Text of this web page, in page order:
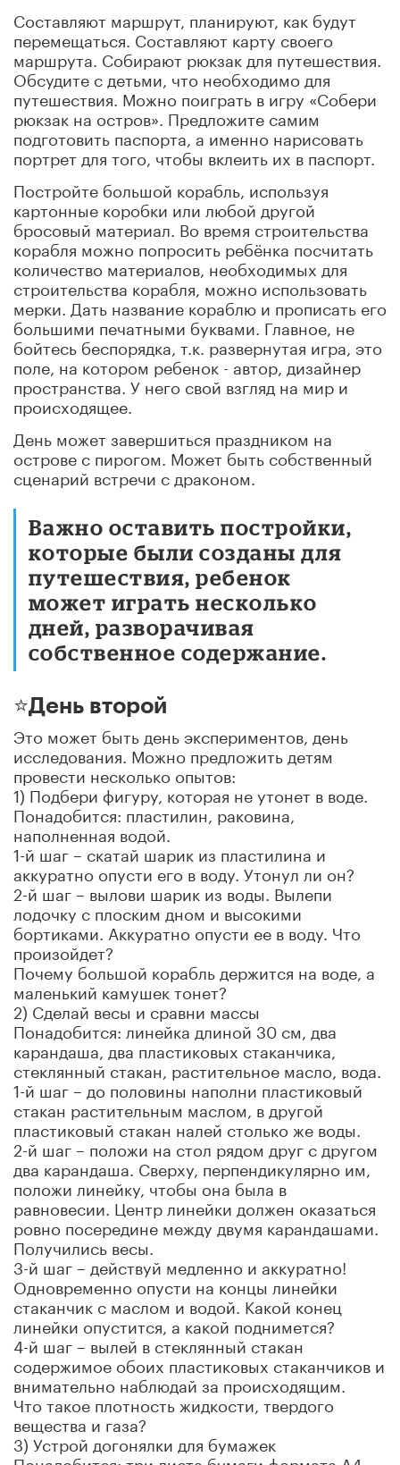
Составляют маршрут, планируют, как будут
перемещаться. Составляют карту своего
маршрута. Собирают рюкзак для путешествия.
Обсудите с детьми, что необходимо для
путешествия. Можно поиграть в игру «Собери
рюкзак на остров». Предложите самим
подготовить паспорта, а именно нарисовать
портрет для того, чтобы вклеить их в паспорт.
Постройте большой корабль, используя
картонные коробки или любой другой
бросовый материал. Во время строительства
корабля можно попросить ребёнка посчитать
количество материалов, необходимых для
строительства корабля, можно использовать
мерки. Дать название кораблю и прописать его
большими печатными буквами. Главное, не
бойтесь беспорядка, т.к. развернутая игра, это
поле, на котором ребенок - автор, дизайнер
пространства. У него свой взгляд на мир и
происходящее.
День может завершиться праздником на
острове с пирогом. Может быть собственный
сценарий встречи с драконом.
Важно оставить постройки,
которые были созданы для
путешествия, ребенок
может играть несколько
дней, разворачивая
собственное содержание.
⭐️День второй
Это может быть день экспериментов, день
исследования. Можно предложить детям
провести несколько опытов:
1) Подбери фигуру, которая не утонет в воде.
Понадобится: пластилин, раковина,
наполненная водой.
1-й шаг – скатай шарик из пластилина и
аккуратно опусти его в воду. Утонул ли он?
2-й шаг – вылови шарик из воды. Вылепи
лодочку с плоским дном и высокими
бортиками. Аккуратно опусти ее в воду. Что
произойдет?
Почему большой корабль держится на воде, а
маленький камушек тонет?
2) Сделай весы и сравни массы
Понадобится: линейка длиной 30 см, два
карандаша, два пластиковых стаканчика,
стеклянный стакан, растительное масло, вода.
1-й шаг – до половины наполни пластиковый
стакан растительным маслом, в другой
пластиковый стакан налей столько же воды.
2-й шаг – положи на стол рядом друг с другом
два карандаша. Сверху, перпендикулярно им,
положи линейку, чтобы она была в
равновесии. Центр линейки должен оказаться
ровно посередине между двумя карандашами.
Получились весы.
3-й шаг – действуй медленно и аккуратно!
Одновременно опусти на концы линейки
стаканчик с маслом и водой. Какой конец
линейки опустится, а какой поднимется?
4-й шаг – вылей в стеклянный стакан
содержимое обоих пластиковых стаканчиков и
внимательно наблюдай за происходящим.
Что такое плотность жидкости, твердого
вещества и газа?
3) Устрой догонялки для бумажек